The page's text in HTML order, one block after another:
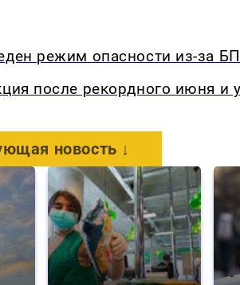
режим опасности из-за
после рекордного июня и
новость ↓